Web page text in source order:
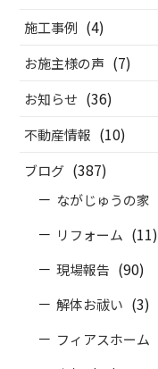
施工事例 (4)
お施主様の声 (7)
お知らせ (36)
不動産情報 (10)
ブログ (387)
ながじゅうの家
リフォーム (11)
現場報告 (90)
解体お祓い (3)
フィアスホーム